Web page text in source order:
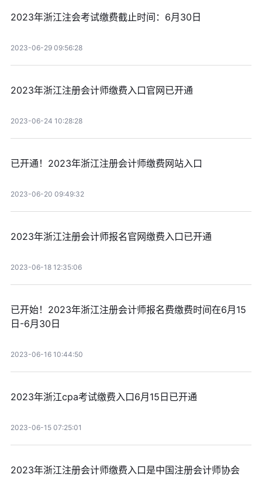
2023年浙江注会考试缴费截止时间：6月30日
2023-06-29 09:56:28
2023年浙江注册会计师缴费入口官网已开通
2023-06-24 10:28:28
已开通！2023年浙江注册会计师缴费网站入口
2023-06-20 09:49:32
2023年浙江注册会计师报名官网缴费入口已开通
2023-06-18 12:35:06
已开始！2023年浙江注册会计师报名费缴费时间在6月15
日-6月30日
2023-06-16 10:44:50
2023年浙江cpa考试缴费入口6月15日已开通
2023-06-15 07:25:01
2023年浙江注册会计师缴费入口是中国注册会计师协会